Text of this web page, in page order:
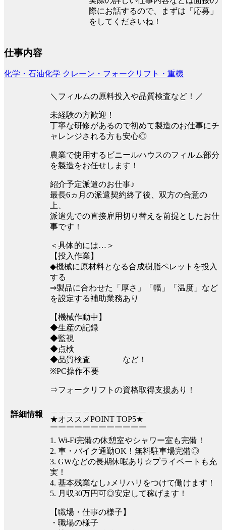
際にお話するので、まずは「応募」
をしてくださいね！
仕事内容
化学・石油化学 クレーン・フォークリフト・重機
詳細情報
＼フィルムの原料投入や品質検査など！／
未経験の方歓迎！
丁寧な研修があるので初めて製造のお仕事にチ
ャレンジされる方も安心◎
農業で使用するビニールハウスのフィルム部分
を製造をお任せします！
紹介予定派遣のお仕事♪
最長6ヵ月の派遣契約終了後、双方の合意の
上、
派遣先での直接雇用切り替えを前提としたお仕
事です！
＜具体的には…＞
【投入作業】
◆機械に原材料となる合成樹脂ペレットを投入
する
⇒製品に合わせた「厚さ」「幅」「温度」など
を設定する補助業務あり
【機械作動中】
◆生産の記録
◆監視
◆点検
◆品質検査 など！
※PC操作不要
⇒フォークリフトの資格取得支援あり！
★オススメPOINT TOP5★
￣￣￣￣￣￣￣￣￣￣￣￣
1. Wi-Fi完備の休憩室やシャワー室も完備！
2. 車・バイク通勤OK！無料駐車場完備◎
3. GWなどの長期休暇あり☆プライベートも充
実！
4. 基本残業なし♪メリハリをつけて働けます！
5. 月収30万円可◎安定して稼げます！
【職場・仕事の様子】
・職場の様子